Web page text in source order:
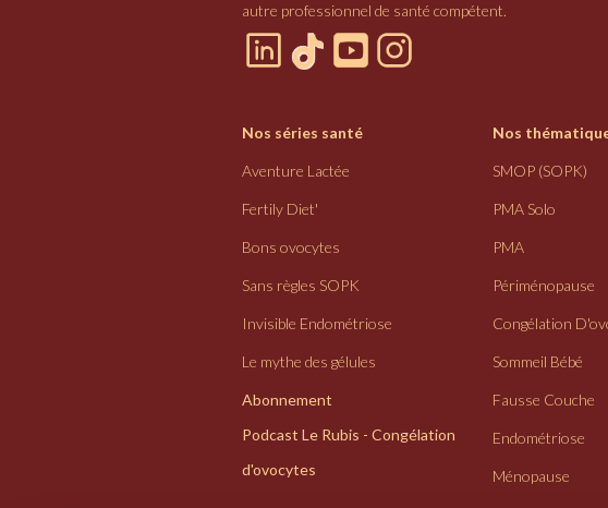
autre professionnel de santé compétent.
Nos séries santé
Aventure Lactée
Fertily Diet'
Bons ovocytes
Sans règles SOPK
Invisible Endométriose
Le mythe des gélules
Abonnement
Podcast Le Rubis - Congélation
d'ovocytes
Nos
SMOP (SOPK)
PMA Solo
PMA
Périménopause
Congélation
Sommeil Bébé
Fausse Couche
Endométriose
Ménopause